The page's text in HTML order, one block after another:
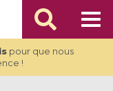
pour que nous
!